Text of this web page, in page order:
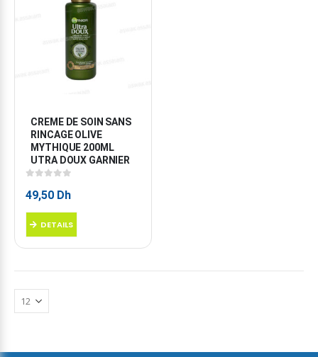
CREME DE SOIN SANS
RINCAGE OLIVE
MYTHIQUE 200ML
UTRA DOUX GARNIER
49,50 Dh
DETAILS